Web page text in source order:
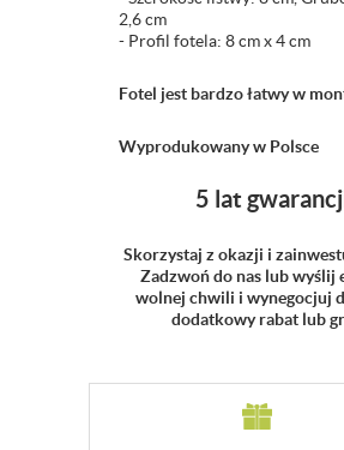
2,6 cm
- Profil fotela: 8 cm x 4 cm
Fotel jest bardzo łatwy w
Wyprodukowany w Polsce
5 lat
Skorzystaj z okazji i
Zadzwoń do nas lub wyślij
wolnej chwili i wynegocjuj
dodatkowy rabat lub